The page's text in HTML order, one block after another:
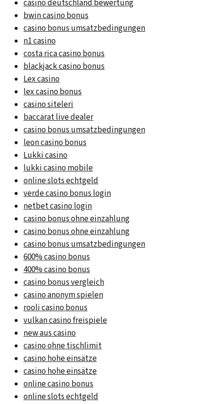
casino deutschland bewertung
bwin casino bonus
casino bonus umsatzbedingungen
n1 casino
costa rica casino bonus
blackjack casino bonus
Lex casino
lex casino bonus
casino siteleri
baccarat live dealer
casino bonus umsatzbedingungen
leon casino bonus
Lukki casino
lukki casino mobile
online slots echtgeld
verde casino bonus login
netbet casino login
casino bonus ohne einzahlung
casino bonus ohne einzahlung
casino bonus umsatzbedingungen
600% casino bonus
400% casino bonus
casino bonus vergleich
casino anonym spielen
rooli casino bonus
vulkan casino freispiele
new aus casino
casino ohne tischlimit
casino hohe einsätze
casino hohe einsätze
online casino bonus
online slots echtgeld